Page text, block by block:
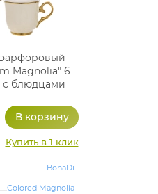
Magnolia" 6
с блюдцами
Купить в 1 клик
BonaDi
Colored Magnolia